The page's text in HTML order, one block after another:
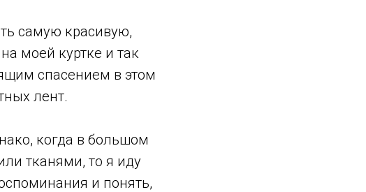
самую красивую,
моей куртке и так
спасением в этом
лент.
когда в большом
тканями, то я иду
и понять,